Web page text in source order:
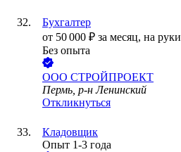
Бухгалтер
от 50 000 ₽ за месяц, на руки
Без опыта
ООО СТРОЙПРОЕКТ
Пермь, р-н Ленинский
Откликнуться
Кладовщик
Опыт 1-3 года